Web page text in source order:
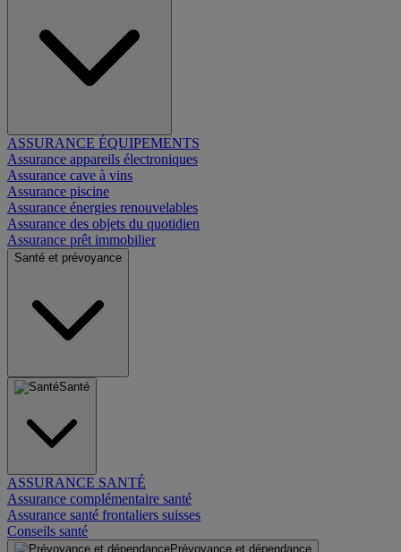
ASSURANCE ÉQUIPEMENTS
Assurance appareils électroniques
Assurance cave à vins
Assurance piscine
Assurance énergies renouvelables
Assurance des objets du quotidien
Assurance prêt immobilier
Santé et prévoyance
Santé
ASSURANCE SANTÉ
Assurance complémentaire santé
Assurance santé frontaliers suisses
Conseils santé
Prévoyance et dépendance